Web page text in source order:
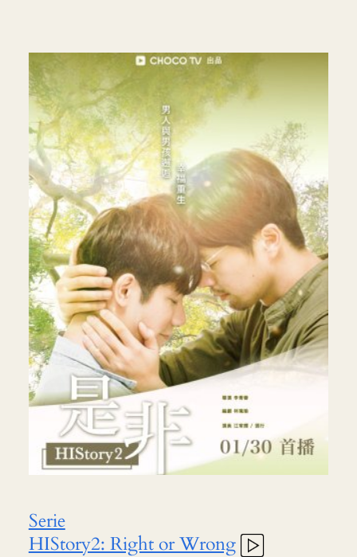
Serie
HIStory2: Right or Wrong